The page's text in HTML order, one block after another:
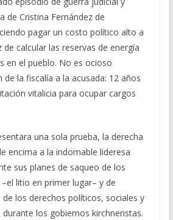
A
p
p
ar
ti
r
de Cristina Fernández de
pagar un costo político alto a
de calcular las reservas de energía
en el pueblo. No es ocioso
la fiscalía a la acusada: 12 años
vitalicia para ocupar cargos
una sola prueba, la derecha
encima a la indomable lideresa
sus planes de saqueo de los
litio en primer lugar– y de
los derechos políticos, sociales y
los gobiernos kirchneristas.